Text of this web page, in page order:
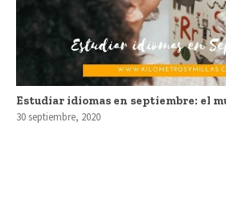
Estudiar idiomas en septiembre: el
30 septiembre, 2020